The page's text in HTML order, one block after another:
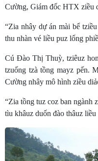
Cường, Giám đốc HTX ziều
“Zia nhây dự án mài bể
thu nhàn vé liều puz lống
Cú Đào Thị Thuỳ, tziêuz
tzuống tzà tồng mayz pến.
Cường nhây mô hình ziều
“Zia tồng tuz coz ban ngành
tìu khâuz duốn đào thâuz